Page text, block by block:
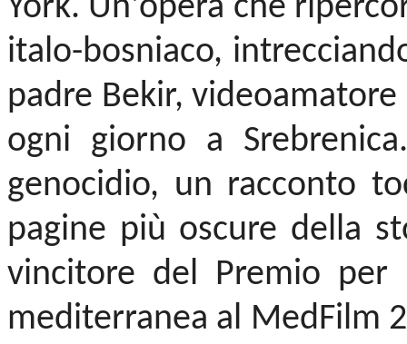
York. Un'opera che
italo-bosniaco,
padre Bekir,
ogni giorno a
genocidio, un racconto
pagine più oscure della
vincitore del Premio per
mediterranea al MedFilm